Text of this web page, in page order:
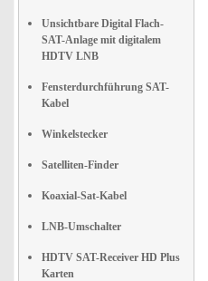
Unsichtbare Digital Flach-
SAT-Anlage mit digitalem
HDTV LNB
Fensterdurchführung SAT-
Kabel
Winkelstecker
Satelliten-Finder
Koaxial-Sat-Kabel
LNB-Umschalter
HDTV SAT-Receiver HD Plus
Karten